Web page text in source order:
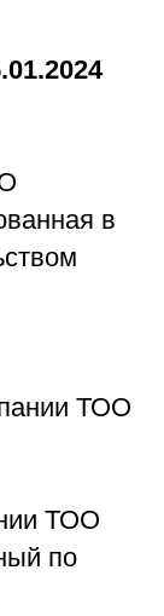
в
ТОО
ТОО
по